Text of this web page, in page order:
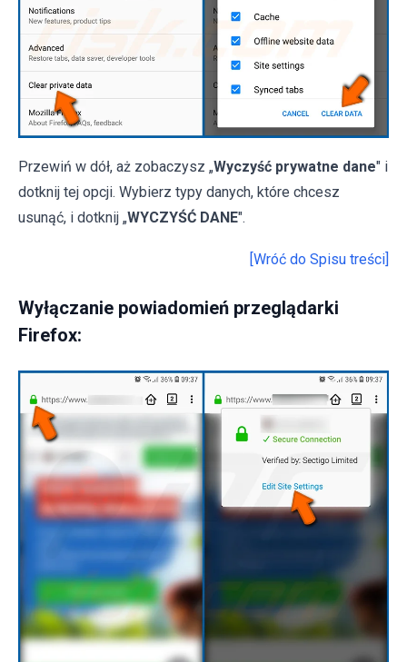
Przewiń w dół, aż zobaczysz „Wyczyść prywatne dane" i
dotknij tej opcji. Wybierz typy danych, które chcesz
usunąć, i dotknij „WYCZYŚĆ DANE".
[Wróć do Spisu treści]
Wyłączanie powiadomień przeglądarki
Firefox: